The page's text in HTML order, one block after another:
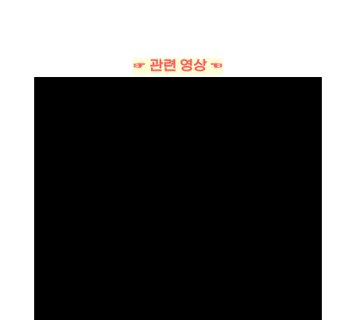
☞ 관련 영상 ☜